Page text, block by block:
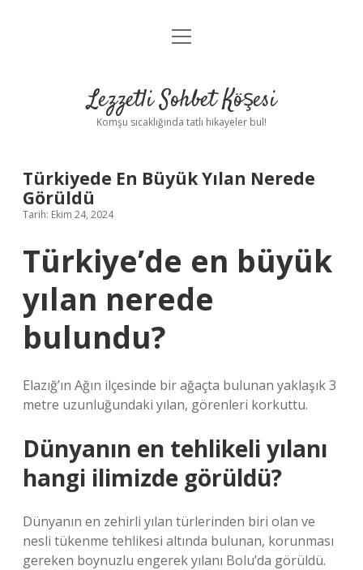
Anasayfa
Yasal Uyarı
menüyü
Lezzetli Sohbet Köşesi
Komşu sıcaklığında tatlı hikayeler bul!
Türkiyede En Büyük Yılan Nerede
Görüldü
Tarih: Ekim 24, 2024
Türkiye’de en büyük
yılan nerede
bulundu?
Elazığ’ın Ağın ilçesinde bir ağaçta bulunan yaklaşık 3
metre uzunluğundaki yılan, görenleri korkuttu.
Dünyanın en tehlikeli yılanı
hangi ilimizde görüldü?
Dünyanın en zehirli yılan türlerinden biri olan ve
nesli tükenme tehlikesi altında bulunan, korunması
gereken boynuzlu engerek yılanı Bolu’da görüldü.